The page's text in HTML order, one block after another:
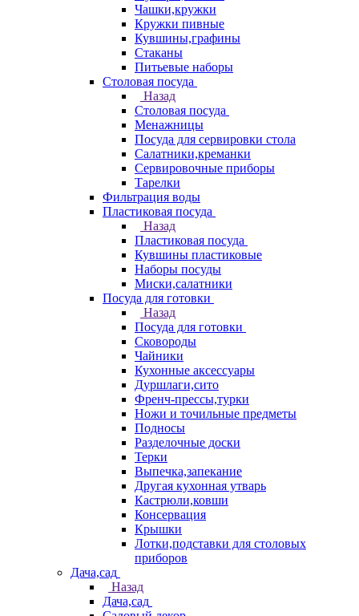
Чашки,кружки
Кружки пивные
Кувшины,графины
Стаканы
Питьевые наборы
Столовая посуда
Назад
Столовая посуда
Менажницы
Посуда для сервировки стола
Салатники,креманки
Сервировочные приборы
Тарелки
Фильтрация воды
Пластиковая посуда
Назад
Пластиковая посуда
Кувшины пластиковые
Наборы посуды
Миски,салатники
Посуда для готовки
Назад
Посуда для готовки
Сковороды
Чайники
Кухонные аксессуары
Дуршлаги,сито
Френч-прессы,турки
Ножи и точильные предметы
Подносы
Разделочные доски
Терки
Выпечка,запекание
Другая кухонная утварь
Кастрюли,ковши
Консервация
Крышки
Лотки,подставки для столовых
приборов
Дача,сад
Назад
Дача,сад